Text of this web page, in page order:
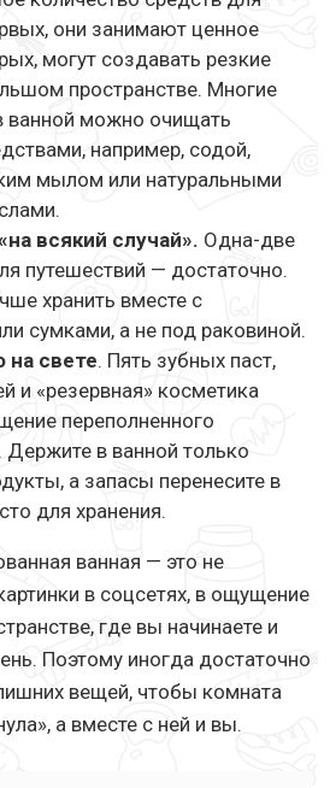
они занимают ценное
могут создавать резкие
пространстве. Многие
ванной можно очищать
например, содой,
мылом или натуральными
всякий случай». Одна-две
путешествий — достаточно.
хранить вместе с
сумками, а не под раковиной.
на свете. Пять зубных паст,
и «резервная» косметика
переполненного
Держите в ванной только
а запасы перенесите в
для хранения.
ванная — это не
в соцсетях, в ощущение
где вы начинаете и
Поэтому иногда достаточно
вещей, чтобы комната
а вместе с ней и вы.